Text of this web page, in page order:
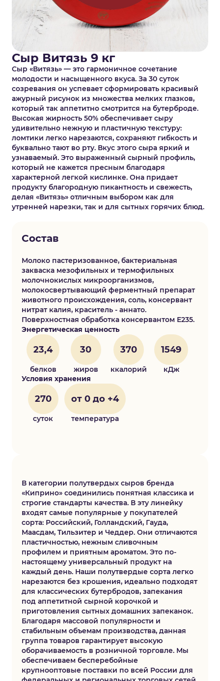
Сыр Витязь 9 кг
Сыр «Витязь» — это гармоничное сочетание
молодости и насыщенного вкуса. За 30 суток
созревания он успевает сформировать красивый
ажурный рисунок из множества мелких глазков,
который так аппетитно смотрится на бутерброде.
Высокая жирность 50% обеспечивает сыру
удивительно нежную и пластичную текстуру:
ломтики легко нарезаются, сохраняют гибкость и
буквально тают во рту. Вкус этого сыра яркий и
узнаваемый. Это выраженный сырный профиль,
который не кажется пресным благодаря
характерной легкой кислинке. Она придает
продукту благородную пикантность и свежесть,
делая «Витязь» отличным выбором как для
утренней нарезки, так и для сытных горячих блюд.
Состав
Молоко пастеризованное, бактериальная
закваска мезофильных и термофильных
молочнокислых микроорганизмов,
молокосвертывающий ферментный препарат
животного происхождения, соль, консервант
нитрат калия, краситель - аннато.
Поверхностная обработка консервантом Е235.
Энергетическая ценность
23,4
белков
30
жиров
370
ккалорий
1549
кДж
Условия хранения
270
суток
от 0 до +4
температура
В категории полутвердых сыров бренда
«Киприно» соединились понятная классика и
строгие стандарты качества. В эту линейку
входят самые популярные у покупателей
сорта: Российский, Голландский, Гауда,
Маасдам, Tильзитер и Чеддер. Они отличаются
пластичностью, нежным сливочным
профилем и приятным ароматом. Это по-
настоящему универсальный продукт на
каждый день. Наши полутвердые сорта легко
нарезаются без крошения, идеально подходят
для классических бутербродов, запекания
под аппетитной сырной корочкой и
приготовления сытных домашних запеканок.
Благодаря массовой популярности и
стабильным объемам производства, данная
группа товаров гарантирует высокую
оборачиваемость в розничной торговле. Мы
обеспечиваем бесперебойные
крупнооптовые поставки по всей России для